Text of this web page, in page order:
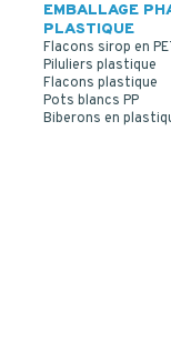
EMBALLAGE
PLASTIQUE
Flacons sirop en
Piluliers plastique
Flacons plastique
Pots blancs PP
Biberons en